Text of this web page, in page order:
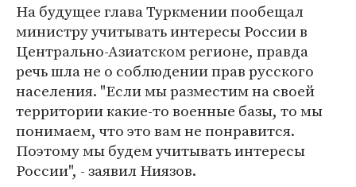
На будущее глава Туркмении пообещал
министру учитывать интересы России в
Центрально-Азиатском регионе, правда
речь шла не о соблюдении прав русского
населения. "Если мы разместим на своей
территории какие-то военные базы, то мы
понимаем, что это вам не понравится.
Поэтому мы будем учитывать интересы
России", - заявил Ниязов.